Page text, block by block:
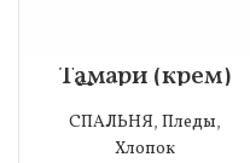
Тамари (крем)
Покрывало
210х240
СПАЛЬНЯ, Пледы,
Хлопок